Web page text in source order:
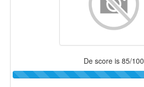
De score is 85/100